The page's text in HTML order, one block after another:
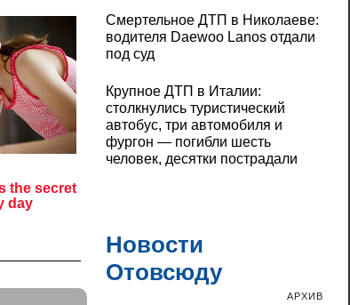
Смертельное ДТП в Николаеве:
водителя Daewoo Lanos отдали
под суд
Крупное ДТП в Италии:
столкнулись туристический
автобус, три автомобиля и
фургон — погибли шесть
человек, десятки пострадали
Новости
Отовсюду
АРХИВ